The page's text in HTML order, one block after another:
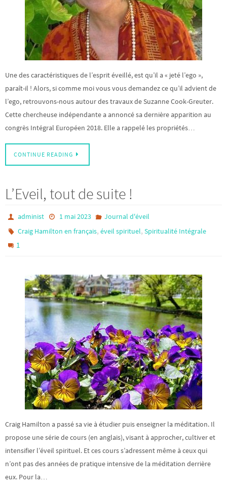
Une des caractéristiques de l’esprit éveillé, est qu’il a « jeté l’ego »,
paraît-il ! Alors, si comme moi vous vous demandez ce qu’il advient de
l’ego, retrouvons-nous autour des travaux de Suzanne Cook-Greuter.
Cette chercheuse indépendante a annoncé sa dernière apparition au
congrès Intégral Européen 2018. Elle a rappelé les propriétés…
CONTINUE READING
L’Eveil, tout de suite !
administ 1 mai 2023
Journal d'éveil
Craig Hamilton en français,éveil spirituel,Spiritualité Intégrale
1
Craig Hamilton a passé sa vie à étudier puis enseigner la méditation. Il
propose une série de cours (en anglais), visant à approcher, cultiver et
intensifier l’éveil spirituel. Et ces cours s’adressent même à ceux qui
n’ont pas des années de pratique intensive de la méditation derrière
eux. Pour la…